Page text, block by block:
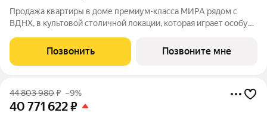
Продажа квартиры в доме премиум-класса МИРА рядом с
ВДНХ, в культовой столичной локации, которая играет особую
квартира площадью 57.04 м расположена в корпусе 3, на 5
этаже 24 этажного дома.
Позвонить Позвоните мне
44 803 980₽ –9%
40 771 622₽